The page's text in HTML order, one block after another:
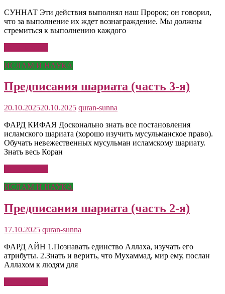
СУННАТ Эти действия выполнял наш Пророк; он говорил,
что за выполнение их ждет вознаграждение. Мы должны
стремиться к выполнению каждого
ИСЛАМ И НАУКА
Предписания шариата (часть 3-я)
20.10.202520.10.2025 quran-sunna
ФАРД КИФАЯ Досконально знать все постановления
исламского шариата (хорошо изучить мусульманское право).
Обучать невежественных мусульман исламскому шариату.
Знать весь Коран
ИСЛАМ И НАУКА
Предписания шариата (часть 2-я)
17.10.2025 quran-sunna
ФАРД АЙН 1.Познавать единство Аллаха, изучать его
атрибуты. 2.Знать и верить, что Мухаммад, мир ему, послан
Аллахом к людям для